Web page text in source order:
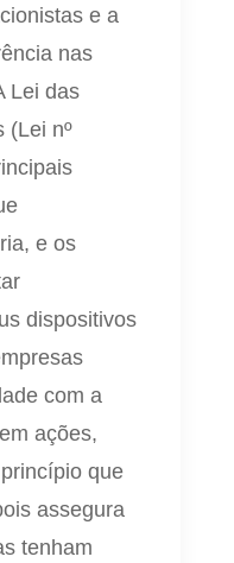
e a
nas
Lei das
(Lei nº
e os
dispositivos
com a
ações,
que
assegura
tenham